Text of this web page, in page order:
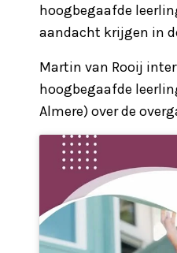
hoogbegaafde
aandacht krijgen in
Martin van Rooij
hoogbegaafde
Almere) over de